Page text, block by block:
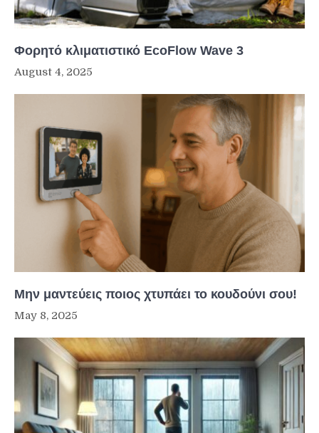
Φορητό κλιματιστικό EcoFlow Wave 3
August 4, 2025
Μην μαντεύεις ποιος χτυπάει το κουδούνι σου!
May 8, 2025